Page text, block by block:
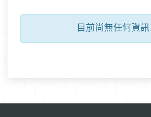
目前尚無任何資訊